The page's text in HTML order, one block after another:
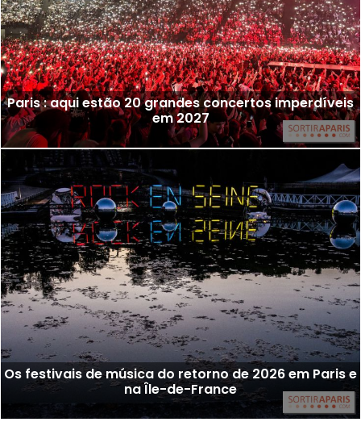
Paris : aqui estão 20 grandes concertos imperdíveis
em 2027
Os festivais de música do retorno de 2026 em Paris e
na Île-de-France